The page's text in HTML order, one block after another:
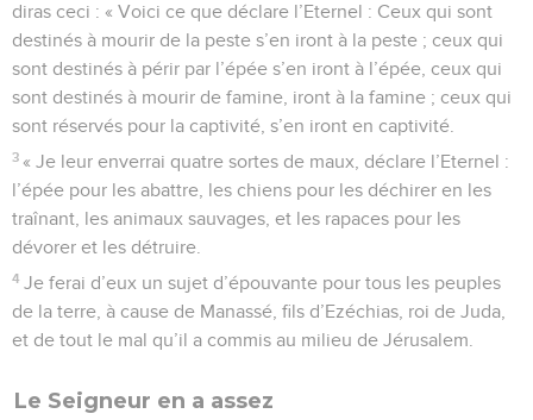
diras ceci : « Voici ce que déclare l’Eternel : Ceux qui sont
destinés à mourir de la peste s’en iront à la peste ; ceux qui
sont destinés à périr par l’épée s’en iront à l’épée, ceux qui
sont destinés à mourir de famine, iront à la famine ; ceux qui
sont réservés pour la captivité, s’en iront en captivité.
3 « Je leur enverrai quatre sortes de maux, déclare l’Eternel :
l’épée pour les abattre, les chiens pour les déchirer en les
traînant, les animaux sauvages, et les rapaces pour les
dévorer et les détruire.
4 Je ferai d’eux un sujet d’épouvante pour tous les peuples
de la terre, à cause de Manassé, fils d’Ezéchias, roi de Juda,
et de tout le mal qu’il a commis au milieu de Jérusalem.
Le Seigneur en a assez